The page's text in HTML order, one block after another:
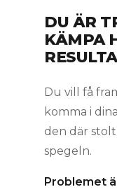
DU ÄR
KÄMPA
Du vill få
komma i
den där
spegeln.
Problemet